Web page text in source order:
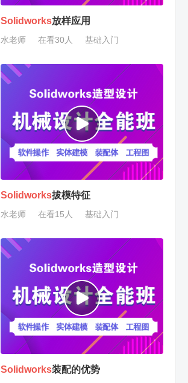
Solidworks放样应用
水老师 在看30人 基础入门
Solidworks拔模特征
水老师 在看15人 基础入门
Solidworks装配的优势